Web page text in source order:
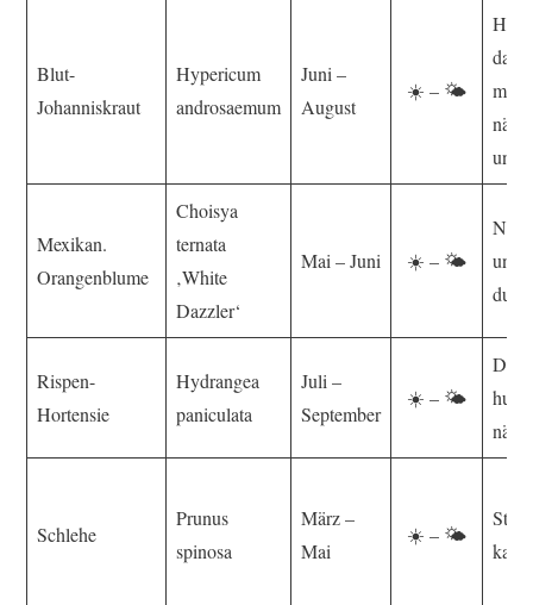
Blut-
Johanniskraut
Hypericum
androsaemum
Juni –
August
☀️ – 🌤️
und
Mexikan.
Orangenblume
Choisya
ternata
‚White
Dazzler‘
Mai – Juni ☀️ – 🌤️
und
Rispen-
Hortensie
Hydrangea
paniculata
Juli –
September
☀️ – 🌤️
Schlehe
Prunus
spinosa
März –
Mai
☀️ – 🌤️